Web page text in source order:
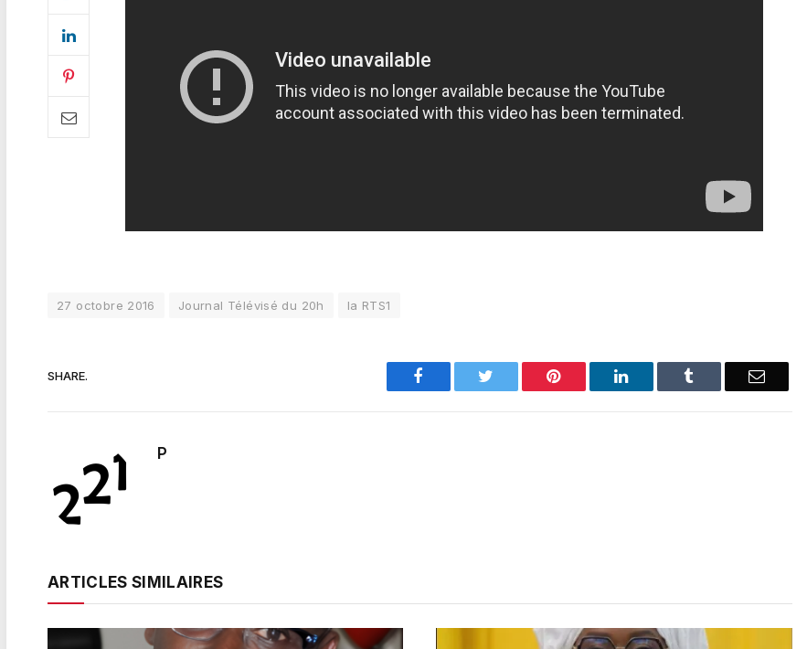
27 octobre 2016 Journal Télévisé du 20h la RTS1
SHARE. Facebook Pinterest LinkedIn Email
P
ARTICLES SIMILAIRES